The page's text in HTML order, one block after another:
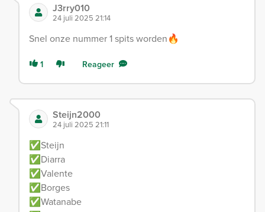
J3rry010
24 juli 2025 21:14
Snel onze nummer 1 spits worden🔥
1 Reageer
Steijn2000
24 juli 2025 21:11
✅Steijn
✅Diarra
✅Valente
✅Borges
✅Watanabe